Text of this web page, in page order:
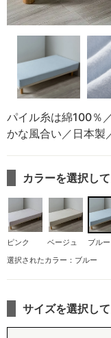
パイル糸は綿100％
かな風合い／日本製
カラーを選択し
ピンク ベージュ ブルー
選択されたカラー：ブルー
サイズを選択し